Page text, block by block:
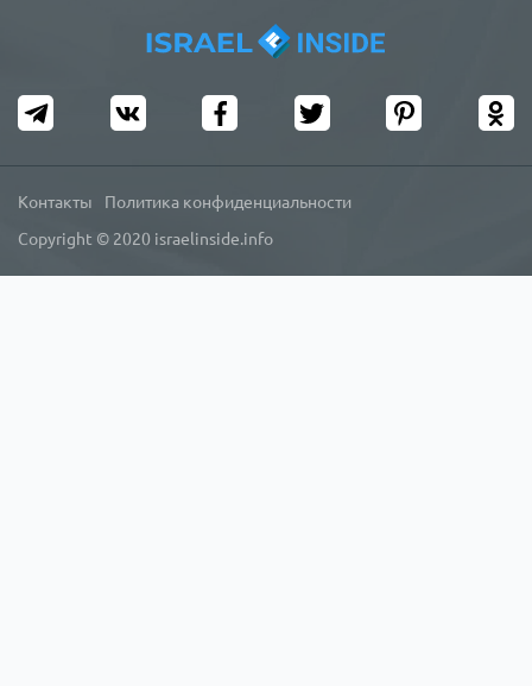
Copyright © 2020 israelinside.info
Контакты Политика конфиденциальности